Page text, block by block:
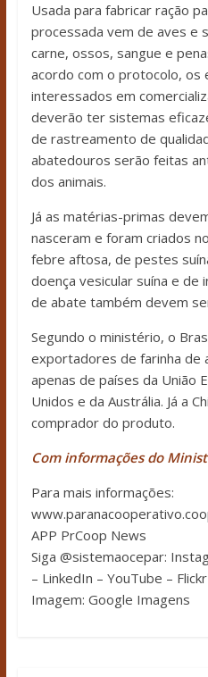
Usada para fabricar ração
processada vem de aves e
carne, ossos, sangue e
acordo com o protocolo, os
interessados em
deverão ter sistemas
de rastreamento de
abatedouros serão feitas
dos animais.
Já as matérias-primas
nasceram e foram criados
febre aftosa, de pestes
doença vesicular suína e de
de abate também devem
Segundo o ministério, o
exportadores de farinha de
apenas de países da União
Unidos e da Austrália. Já a
comprador do produto.
Com informações do
Para mais informações:
APP PrCoop News
Siga @sistemaocepar:
– LinkedIn – YouTube – Flickr
Imagem: Google Imagens